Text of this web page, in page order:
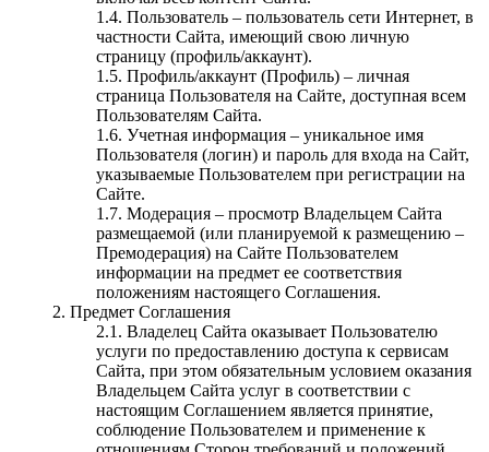
1.4. Пользователь – пользователь сети Интернет, в
частности Сайта, имеющий свою личную
страницу (профиль/аккаунт).
1.5. Профиль/аккаунт (Профиль) – личная
страница Пользователя на Сайте, доступная всем
Пользователям Сайта.
1.6. Учетная информация – уникальное имя
Пользователя (логин) и пароль для входа на Сайт,
указываемые Пользователем при регистрации на
Сайте.
1.7. Модерация – просмотр Владельцем Сайта
размещаемой (или планируемой к размещению –
Премодерация) на Сайте Пользователем
информации на предмет ее соответствия
положениям настоящего Соглашения.
2. Предмет Соглашения
2.1. Владелец Сайта оказывает Пользователю
услуги по предоставлению доступа к сервисам
Сайта, при этом обязательным условием оказания
Владельцем Сайта услуг в соответствии с
настоящим Соглашением является принятие,
соблюдение Пользователем и применение к